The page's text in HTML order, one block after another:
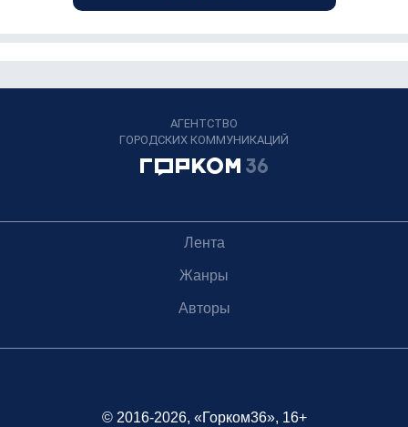
АГЕНТСТВО
ГОРОДСКИХ КОММУНИКАЦИЙ
Лента
Жанры
Авторы
© 2016-2026, «Горком36», 16+